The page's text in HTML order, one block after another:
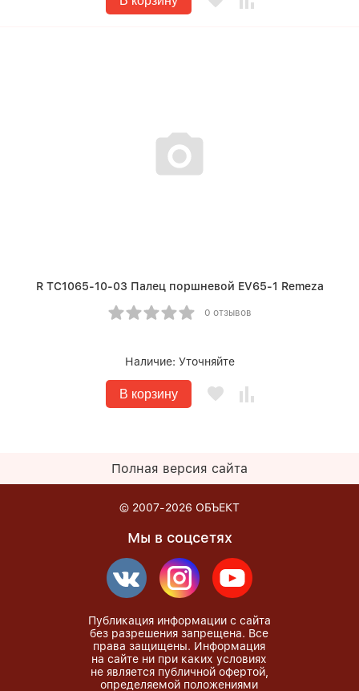
R TC1065-10-03 Палец поршневой EV65-1 Remeza
0 отзывов
Наличие: Уточняйте
В корзину
Полная версия сайта
© 2007-2026 ОБЪЕКТ
Мы в соцсетях
Публикация информации с сайта
без разрешения запрещена. Все
права защищены. Информация
на сайте ни при каких условиях
не является публичной офертой,
определяемой положениями